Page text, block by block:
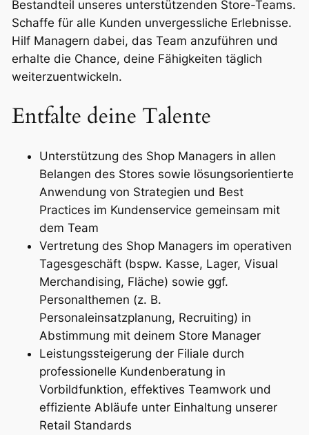
Bestandteil unseres unterstützenden Store-Teams.
Schaffe für alle Kunden unvergessliche Erlebnisse.
Hilf Managern dabei, das Team anzuführen und
erhalte die Chance, deine Fähigkeiten täglich
weiterzuentwickeln.
Entfalte deine Talente
Unterstützung des Shop Managers in allen
Belangen des Stores sowie lösungsorientierte
Anwendung von Strategien und Best
Practices im Kundenservice gemeinsam mit
dem Team
Vertretung des Shop Managers im operativen
Tagesgeschäft (bspw. Kasse, Lager, Visual
Merchandising, Fläche) sowie ggf.
Personalthemen (z. B.
Personaleinsatzplanung, Recruiting) in
Abstimmung mit deinem Store Manager
Leistungssteigerung der Filiale durch
professionelle Kundenberatung in
Vorbildfunktion, effektives Teamwork und
effiziente Abläufe unter Einhaltung unserer
Retail Standards